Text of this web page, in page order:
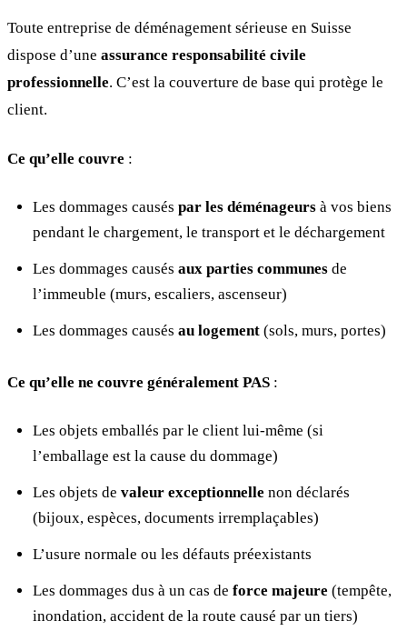
Toute entreprise de déménagement sérieuse en Suisse
dispose d’une assurance responsabilité civile
professionnelle. C’est la couverture de base qui protège le
client.
Ce qu’elle couvre :
Les dommages causés par les déménageurs à vos biens
pendant le chargement, le transport et le déchargement
Les dommages causés aux parties communes de
l’immeuble (murs, escaliers, ascenseur)
Les dommages causés au logement (sols, murs, portes)
Ce qu’elle ne couvre généralement PAS :
Les objets emballés par le client lui-même (si
l’emballage est la cause du dommage)
Les objets de valeur exceptionnelle non déclarés
(bijoux, espèces, documents irremplaçables)
L’usure normale ou les défauts préexistants
Les dommages dus à un cas de force majeure (tempête,
inondation, accident de la route causé par un tiers)